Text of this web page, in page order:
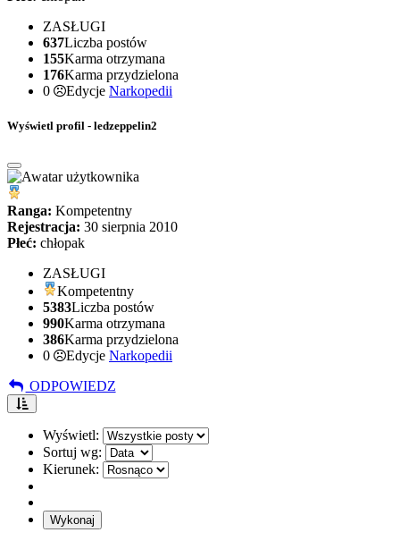
ZASŁUGI
637Liczba postów
155Karma otrzymana
176Karma przydzielona
0
Edycje Narkopedii
Wyświetl profil - ledzeppelin2
Ranga: Kompetentny
Rejestracja: 30 sierpnia 2010
Płeć: chłopak
ZASŁUGI
Kompetentny
5383Liczba postów
990Karma otrzymana
386Karma przydzielona
0
Edycje Narkopedii
ODPOWIEDZ
Wyświetl:
Sortuj wg:
Kierunek: